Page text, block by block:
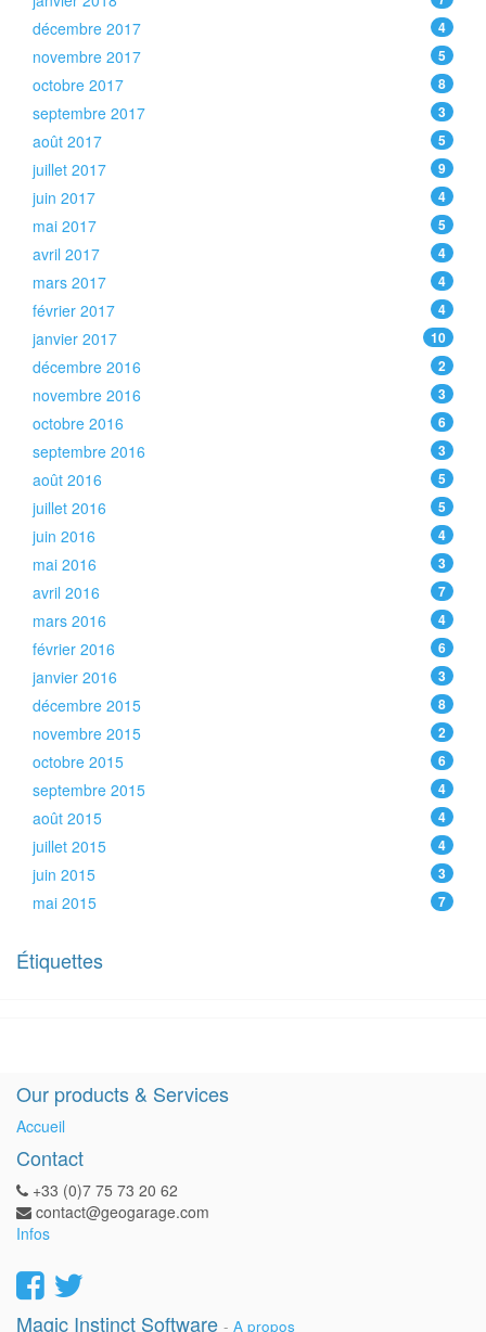
décembre 2017 4
novembre 2017 5
octobre 2017 8
septembre 2017 3
août 2017 5
juillet 2017 9
juin 2017 4
mai 2017 5
avril 2017 4
mars 2017 4
février 2017 4
janvier 2017 10
décembre 2016 2
novembre 2016 3
octobre 2016 6
septembre 2016 3
août 2016 5
juillet 2016 5
juin 2016 4
mai 2016 3
avril 2016 7
mars 2016 4
février 2016 6
janvier 2016 3
décembre 2015 8
novembre 2015 2
octobre 2015 6
septembre 2015 4
août 2015 4
juillet 2015 4
juin 2015 3
mai 2015 7
Étiquettes
Our products & Services
Accueil
Contact
+33 (0)7 75 73 20 62
contact@geogarage.com
Infos
Magic Instinct Software - A propos